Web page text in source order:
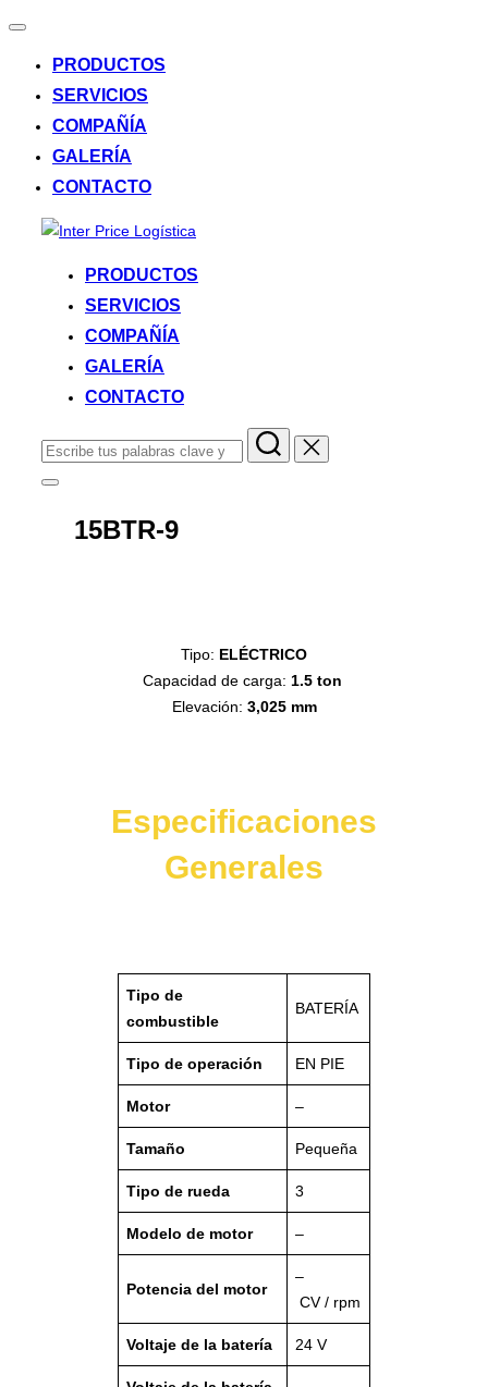
Alternar
navegaciónPRODUCTOS
SERVICIOS
COMPAÑÍA
GALERÍA
CONTACTO
Saltar
contenido
PRODUCTOS
SERVICIOS
COMPAÑÍA
GALERÍA
CONTACTO
Buscar:
Alternar
barra
lateral15BTR-9
Tipo: ELÉCTRICO
Capacidad de carga: 1.5 ton
Elevación: 3,025 mm
Especificaciones
Generales
Tipo de
combustible
BATERÍA
Tipo de operación EN PIE
Motor –
Tamaño Pequeña
Tipo de rueda 3
Modelo de motor –
Potencia del motor
–
CV / rpm
Voltaje de la batería 24 V